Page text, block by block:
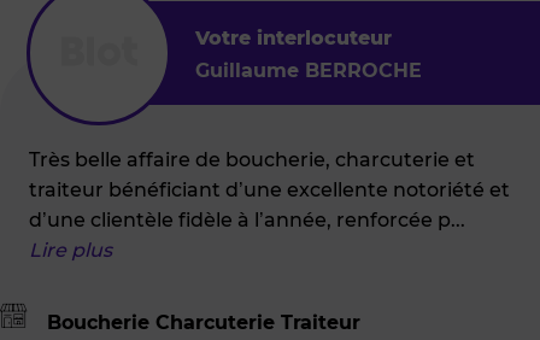
Côtes
d’armor
Votre interlocuteur
Guillaume BERROCHE
Très belle affaire de boucherie, charcuterie et
traiteur bénéficiant d’une excellente notoriété et
d’une clientèle fidèle à l’année, renforcée p...
Lire plus
Boucherie Charcuterie Traiteur